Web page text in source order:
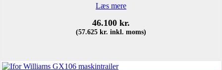
Læs mere
46.100 kr.
(57.625 kr. inkl. moms)